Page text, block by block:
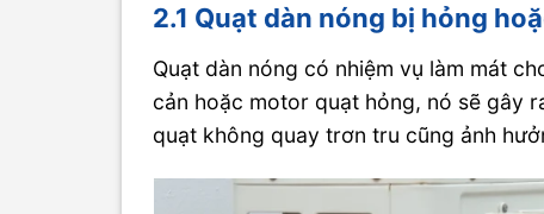
2.1 Quạt dàn nóng bị hỏng
Quạt dàn nóng có nhiệm vụ làm mát
cản hoặc motor quạt hỏng, nó sẽ gây
quạt không quay trơn tru cũng ảnh